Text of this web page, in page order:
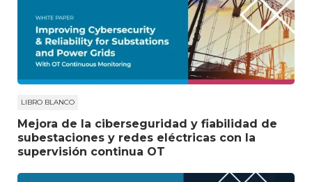
LIBRO BLANCO
Mejora de la ciberseguridad y fiabilidad de
subestaciones y redes eléctricas con la
supervisión continua OT